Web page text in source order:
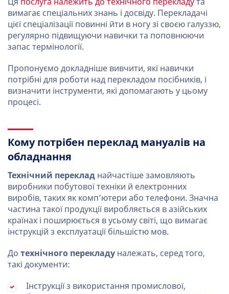
вимагає спеціальних знань і досвіду. Перекладачі
цієї спеціалізації повинні йти в ногу зі своєю галуззю,
регулярно підвищуючи навички та поповнюючи
запас термінології.
Пропонуємо докладніше вивчити, які навички
потрібні для роботи над перекладом посібників, і
визначити інструменти, які допомагають у цьому
процесі.
Кому потрібен переклад мануалів на
обладнання
Технічний переклад найчастіше замовляють
виробники побутової техніки й електронних
виробів, таких як комп’ютери або телефони. Значна
частина такої продукції виробляється в азійських
країнах і поширюється в усьому світі, що вимагає
інструкцій з експлуатації більшістю мов.
До технічного перекладу належать, серед того,
такі документи:
Інструкції з використання промислової,